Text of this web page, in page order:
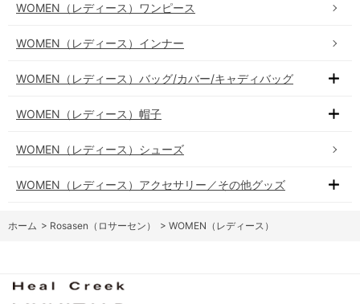
WOMEN（レディース）ワンピース
WOMEN（レディース）インナー
WOMEN（レディース）バッグ/カバー/キャディバッグ
WOMEN（レディース）帽子
WOMEN（レディース）シューズ
WOMEN（レディース）アクセサリー／その他グッズ
ホーム > Rosasen（ロサーセン） > WOMEN（レディース）